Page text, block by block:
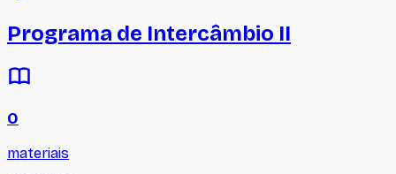
Programa de Intercâmbio II
0
materiais